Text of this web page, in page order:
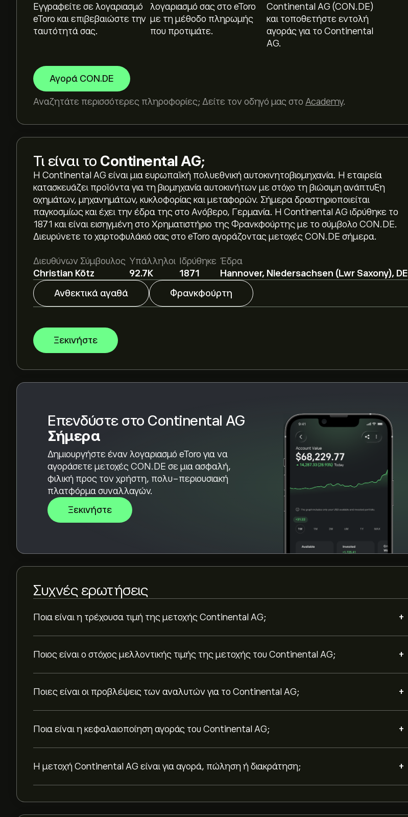
Εγγραφείτε σε λογαριασμό
eToro και επιβεβαιώστε την
ταυτότητά σας.
λογαριασμό σας στο eToro
με τη μέθοδο πληρωμής
που προτιμάτε.
Continental AG (CON.DE)
και τοποθετήστε εντολή
αγοράς για το Continental
AG.
Αγορά CON.DE
Αναζητάτε περισσότερες πληροφορίες; Δείτε τον οδηγό μας στο Academy.
Τι είναι το Continental AG;
Η Continental AG είναι μια ευρωπαϊκή πολυεθνική αυτοκινητοβιομηχανία. Η εταιρεία
κατασκευάζει προϊόντα για τη βιομηχανία αυτοκινήτων με στόχο τη βιώσιμη ανάπτυξη
οχημάτων, μηχανημάτων, κυκλοφορίας και μεταφορών. Σήμερα δραστηριοποιείται
παγκοσμίως και έχει την έδρα της στο Ανόβερο, Γερμανία. Η Continental AG ιδρύθηκε το
1871 και είναι εισηγμένη στο Χρηματιστήριο της Φρανκφούρτης με το σύμβολο CON.DE.
Διευρύνετε το χαρτοφυλάκιό σας στο eToro αγοράζοντας μετοχές CON.DE σήμερα.
Διευθύνων Σύμβουλος
Christian Kötz
Υπάλληλοι
92.7K
Ιδρύθηκε
1871
Έδρα
Hannover, Niedersachsen (Lwr Saxony), DE
Ανθεκτικά αγαθά
Φρανκφούρτη
Ξεκινήστε
Επενδύστε στο Continental AG
Σήμερα
Δημιουργήστε έναν λογαριασμό eToro για να
αγοράσετε μετοχές CON.DE σε μια ασφαλή,
φιλική προς τον χρήστη, πολυ-περιουσιακή
πλατφόρμα συναλλαγών.
Ξεκινήστε
Συχνές ερωτήσεις
Ποια είναι η τρέχουσα τιμή της μετοχής Continental AG; +
Η τρέχουσα τιμή του CON.DE είναι 68.56‎€‎.
Ποιος είναι ο στόχος μελλοντικής τιμής της μετοχής του Continental AG; +
αναλυτικές προβλέψεις και τιμές-στόχους από αναλυτές.
Ποιες είναι οι προβλέψεις των αναλυτών για το Continental AG; +
Οι αναλυτές προσφέρουν προβλέψεις για το Continental AG με βάση τις τάσεις της
αγοράς, τις οικονομικές αναφορές και την αναμενόμενη ανάπτυξη. Δείτε την πιο
Ποια είναι η κεφαλαιοποίηση αγοράς του Continental AG; +
Η κεφαλαιοποίηση αγοράς του Continental AG είναι 13.66B‎€‎
Η μετοχή Continental AG είναι για αγορά, πώληση ή διακράτηση; +